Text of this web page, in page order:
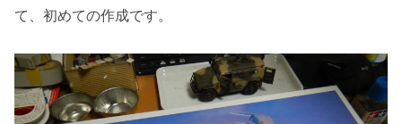
て、初めての作成です。